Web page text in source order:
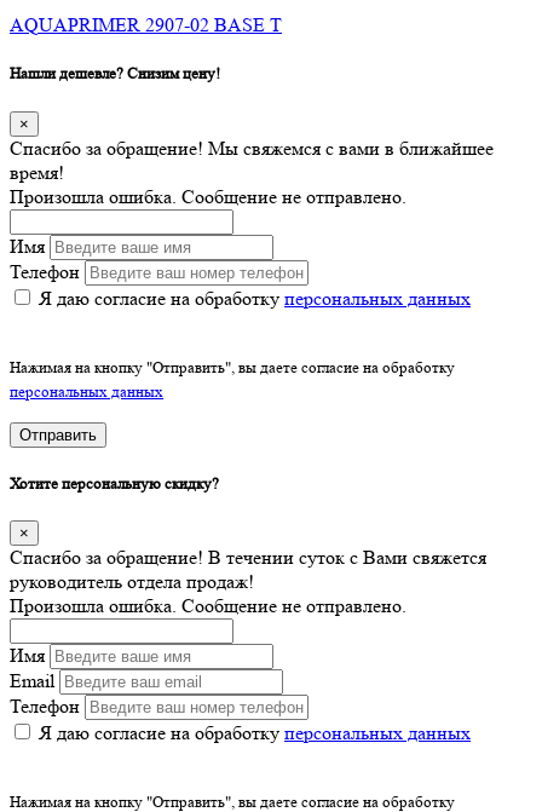
AQUAPRIMER 2907-02 BASE T
Нашли дешевле? Снизим цену!
×
Спасибо за обращение! Мы свяжемся с вами в ближайшее
время!
Произошла ошибка. Сообщение не отправлено.
Имя
Телефон
Я даю согласие на обработку персональных данных
Нажимая на кнопку "Отправить", вы даете согласие на обработку
персональных данных
Отправить
Хотите персональную скидку?
×
Спасибо за обращение! В течении суток с Вами свяжется
руководитель отдела продаж!
Произошла ошибка. Сообщение не отправлено.
Имя
Email
Телефон
Я даю согласие на обработку персональных данных
Нажимая на кнопку "Отправить", вы даете согласие на обработку